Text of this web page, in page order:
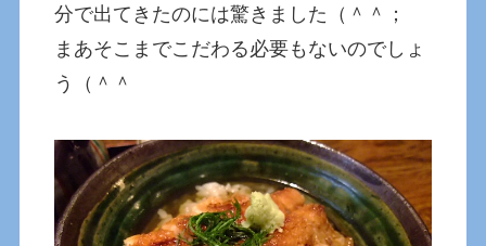
分で出てきたのには驚きました（＾＾；
まあそこまでこだわる必要もないのでしょ
う（＾＾